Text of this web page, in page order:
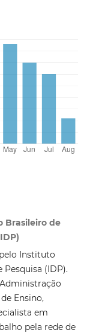
Brasileiro de
Instituto
(IDP).
Ensino,
em
pela rede de